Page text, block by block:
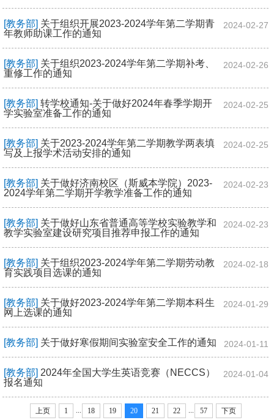
[教务部] 关于组织开展2023-2024学年第二学期青
年教师助课工作的通知
2024-02-27
[教务部] 关于组织2023-2024学年第二学期补考、
重修工作的通知
2024-02-26
[教务部]转学校通知-关于做好2024年春季学期开
学实验室准备工作的通知
2024-02-25
[教务部] 关于2023-2024学年第二学期教学两表填
写及上报学术活动安排的通知
2024-02-25
[教务部] 关于做好济南校区（斯威本学院）2023-
2024学年第二学期开学教学准备工作的通知
2024-02-23
[教务部] 关于做好山东省普通高等学校实验教学和
教学实验室建设研究项目推荐申报工作的通知
2024-02-23
[教务部] 关于组织2023-2024学年第二学期劳动教
育实践项目选课的通知
2024-02-18
[教务部] 关于做好2023-2024学年第二学期本科生
网上选课的通知
2024-01-29
[教务部] 关于做好寒假期间实验室安全工作的通知 2024-01-11
[教务部] 2024年全国大学生英语竞赛（NECCS）
报名通知
2024-01-04
上页 1 ... 18 19 20 21 22 ... 57 下页